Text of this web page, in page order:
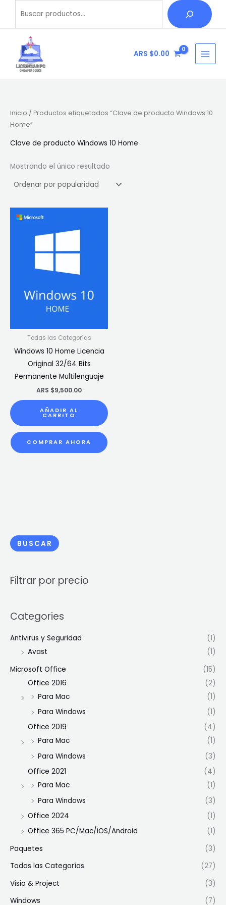
contenido
ARS $0.00
BUSCAR
Filtrar por precio
Categories
Antivirus y Seguridad
(1)
Avast
(1)
Microsoft Office
(15)
Office 2016
(2)
Para Mac
(1)
Para Windows
(1)
Office 2019
(4)
Para Mac
(1)
Para Windows
(3)
Office 2021
(4)
Para Mac
(1)
Para Windows
(3)
Office 2024
(1)
Office 365 PC/Mac/iOS/Android
(1)
Paquetes
(3)
Todas las Categorías
(27)
Visio & Project
(3)
Windows
(7)
Inicio / Productos etiquetados “Clave de producto Windows 10
Home”
Clave de producto Windows 10 Home
Mostrando el único resultado
Todas las Categorías
Windows 10 Home Licencia
Original 32/64 Bits
Permanente Multilenguaje
ARS $9,500.00
AÑADIR AL
CARRITO
COMPRAR AHORA